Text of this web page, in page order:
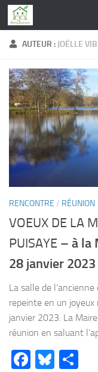
Skip to content
AUTEUR : JOËLLE
RENCONTRE / RÉUNION
VOEUX DE LA
PUISAYE – à la
28 janvier 2023
La salle de
repeinte en un joyeux
janvier 2023. La
réunion en saluant
Facebook